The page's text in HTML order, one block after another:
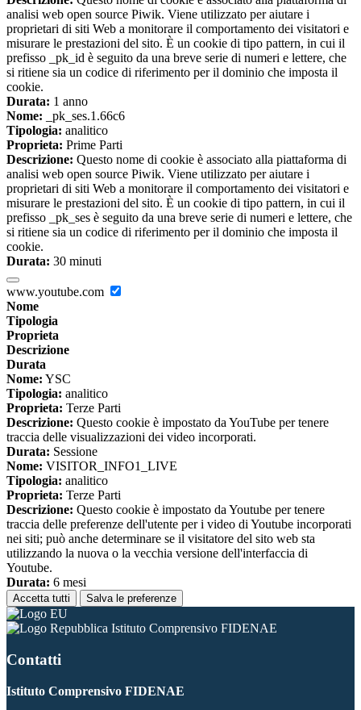
analisi web open source Piwik. Viene utilizzato per aiutare i
proprietari di siti Web a monitorare il comportamento dei visitatori e
misurare le prestazioni del sito. È un cookie di tipo pattern, in cui il
prefisso _pk_id è seguito da una breve serie di numeri e lettere, che
si ritiene sia un codice di riferimento per il dominio che imposta il
cookie.
Durata: 1 anno
Nome: _pk_ses.1.66c6
Tipologia: analitico
Proprieta: Prime Parti
Descrizione: Questo nome di cookie è associato alla piattaforma di
analisi web open source Piwik. Viene utilizzato per aiutare i
proprietari di siti Web a monitorare il comportamento dei visitatori e
misurare le prestazioni del sito. È un cookie di tipo pattern, in cui il
prefisso _pk_ses è seguito da una breve serie di numeri e lettere, che
si ritiene sia un codice di riferimento per il dominio che imposta il
cookie.
Durata: 30 minuti
www.youtube.com
Nome
Tipologia
Proprieta
Descrizione
Durata
Nome: YSC
Tipologia: analitico
Proprieta: Terze Parti
Descrizione: Questo cookie è impostato da YouTube per tenere
traccia delle visualizzazioni dei video incorporati.
Durata: Sessione
Nome: VISITOR_INFO1_LIVE
Tipologia: analitico
Proprieta: Terze Parti
Descrizione: Questo cookie è impostato da Youtube per tenere
traccia delle preferenze dell'utente per i video di Youtube incorporati
nei siti; può anche determinare se il visitatore del sito web sta
utilizzando la nuova o la vecchia versione dell'interfaccia di
Youtube.
Durata: 6 mesi
Accetta tutti Salva le preferenze
Istituto Comprensivo FIDENAE
Contatti
Istituto Comprensivo FIDENAE